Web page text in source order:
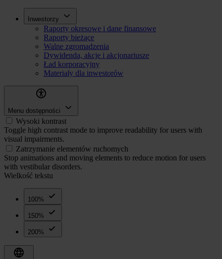
Inwestorzy
Raporty okresowe i dane finansowe
Raporty bieżące
Walne zgromadzenia
Dywidenda, akcje i akcjonariusze
Ład korporacyjny
Materiały dla inwestorów
Menu dostępności
Wysoki kontrast
Toggle high contrast mode to improve readability for users with
visual impairments.
Zatrzymanie elementów ruchomych
Stop animations and moving elements to reduce motion for users
with vestibular disorders.
Wielkość tekstu
100%
150%
200%